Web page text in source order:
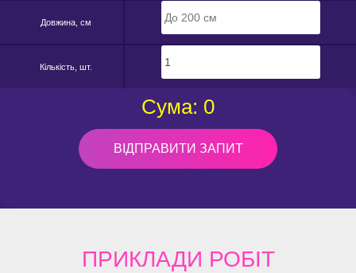
Довжина, см
Кількість, шт.
Сума: 0
ВІДПРАВИТИ ЗАПИТ
ПРИКЛАДИ РОБІТ